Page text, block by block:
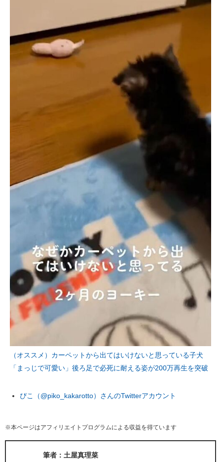
（オススメ）カーペットから出てはいけないと思っている子犬
「まっじで可愛い」後ろ足で必死に耐える姿が200万再生を突破
ぴこ（@piko_kakarotto）さんのTwitterアカウント
※本ページはアフィリエイトプログラムによる収益を得ています
筆者：土屋真理菜